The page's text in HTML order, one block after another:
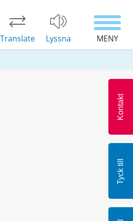
Translate Lyssna MENY
Kontakt
Tyck till